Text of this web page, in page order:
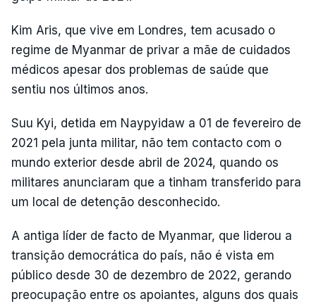
Kim Aris, que vive em Londres, tem acusado o
regime de Myanmar de privar a mãe de cuidados
médicos apesar dos problemas de saúde que
sentiu nos últimos anos.
Suu Kyi, detida em Naypyidaw a 01 de fevereiro de
2021 pela junta militar, não tem contacto com o
mundo exterior desde abril de 2024, quando os
militares anunciaram que a tinham transferido para
um local de detenção desconhecido.
A antiga líder de facto de Myanmar, que liderou a
transição democrática do país, não é vista em
público desde 30 de dezembro de 2022, gerando
preocupação entre os apoiantes, alguns dos quais